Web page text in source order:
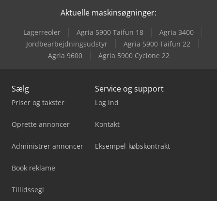
Aktuelle maskinsøgninger:
Lagerreoler Agria 5900 Taifun 18
Agria 3400
Jordbearbejdningsudstyr
Agria 5900 Taifun 22
Agria 9600
Agria 5900 Cyclone 22
Sælg
Priser og takster
Oprette annoncer
Administrer annoncer
Book reklame
Tillidssegl
Service og support
Log ind
Kontakt
Eksempel-købskontrakt